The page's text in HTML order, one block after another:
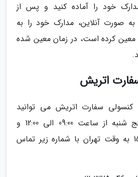
خود را آماده کنید و پس از
صورت آنلاین، مدارک خود را به
معین کرده است، در زمان معین شده
اتریش
سفارت اتریش می توانید
روزهای یکشنبه تا پنج شنبه از ساعت 09:00 الی 12:00 و
ساعت 13:30 الی 15:00 به وقت تهران با شماره زیر تماس